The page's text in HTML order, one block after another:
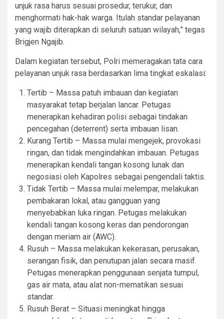
unjuk rasa harus sesuai prosedur, terukur, dan
menghormati hak-hak warga. Itulah standar pelayanan
yang wajib diterapkan di seluruh satuan wilayah,” tegas
Brigjen Ngajib.
Dalam kegiatan tersebut, Polri memeragakan tata cara
pelayanan unjuk rasa berdasarkan lima tingkat eskalasi:
Tertib – Massa patuh imbauan dan kegiatan
masyarakat tetap berjalan lancar. Petugas
menerapkan kehadiran polisi sebagai tindakan
pencegahan (deterrent) serta imbauan lisan.
Kurang Tertib – Massa mulai mengejek, provokasi
ringan, dan tidak mengindahkan imbauan. Petugas
menerapkan kendali tangan kosong lunak dan
negosiasi oleh Kapolres sebagai pengendali taktis.
Tidak Tertib – Massa mulai melempar, melakukan
pembakaran lokal, atau gangguan yang
menyebabkan luka ringan. Petugas melakukan
kendali tangan kosong keras dan pendorongan
dengan meriam air (AWC).
Rusuh – Massa melakukan kekerasan, perusakan,
serangan fisik, dan penutupan jalan secara masif.
Petugas menerapkan penggunaan senjata tumpul,
gas air mata, atau alat non-mematikan sesuai
standar.
Rusuh Berat – Situasi meningkat hingga